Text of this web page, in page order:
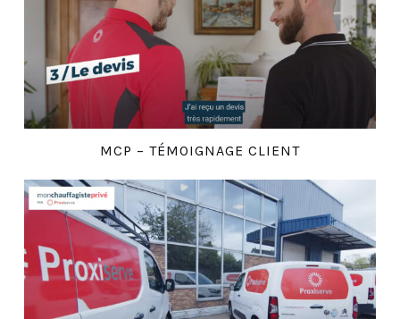
MCP – TÉMOIGNAGE CLIENT